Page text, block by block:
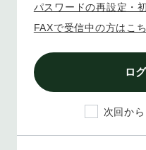
パスワードの再設定・
FAXで受信中の方はこ
ロ
次回か